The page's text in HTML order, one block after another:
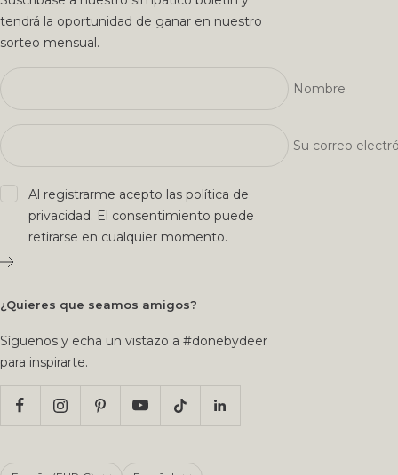
tendrá la oportunidad de ganar en nuestro
sorteo mensual.
Nombre
Su correo
Al registrarme acepto las política de
privacidad. El consentimiento puede
retirarse en cualquier momento.
¿Quieres que seamos amigos?
Síguenos y echa un vistazo a #donebydeer
para inspirarte.